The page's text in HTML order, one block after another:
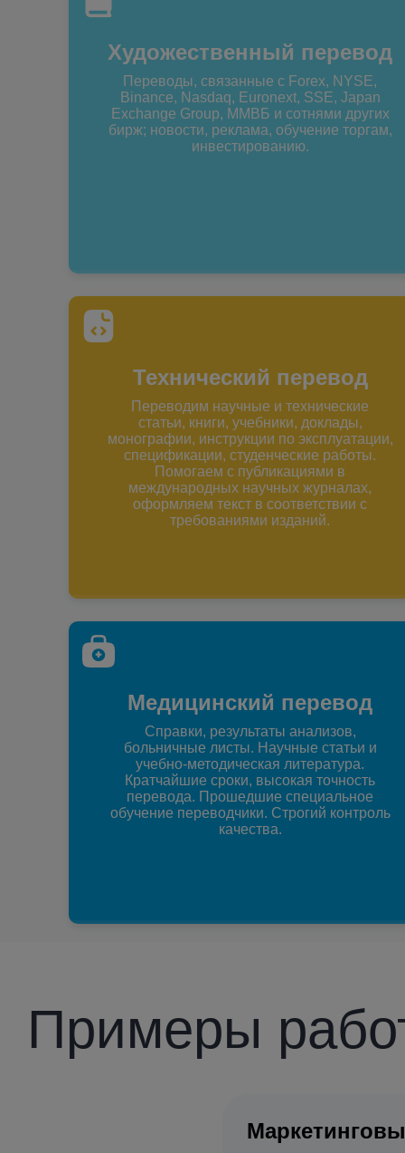
Художественный перевод
Переводы, связанные с Forex, NYSE,
Binance, Nasdaq, Euronext, SSE, Japan
Exchange Group, ММВБ и сотнями других
бирж; новости, реклама, обучение торгам,
инвестированию.
Технический перевод
Переводим научные и технические
статьи, книги, учебники, доклады,
монографии, инструкции по эксплуатации,
спецификации, студенческие работы.
Помогаем с публикациями в
международных научных журналах,
оформляем текст в соответствии с
требованиями изданий.
Медицинский перевод
Справки, результаты анализов,
больничные листы. Научные статьи и
учебно-методическая литература.
Кратчайшие сроки, высокая точность
перевода. Прошедшие специальное
обучение переводчики. Строгий контроль
качества.
Примеры